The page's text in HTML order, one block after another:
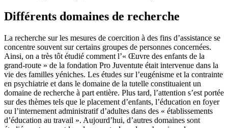
Différents domaines de recherche
La recherche sur les mesures de coercition à des fins d’assistance se
concentre souvent sur certains groupes de personnes concernées.
Ainsi, on a très tôt étudié comment l’« Œuvre des enfants de la
grand-route » de la fondation Pro Juventute était intervenue dans la
vie des familles yéniches. Les études sur l’eugénisme et la contrainte
en psychiatrie et dans le domaine de la tutelle constituaient un
domaine de recherche à part entière. Plus tard, l’attention s’est portée
sur des thèmes tels que le placement d’enfants, l’éducation en foyer
ou l’internement administratif d’adultes dans des « établissements
d’éducation au travail ». Aujourd’hui, d’autres domaines sont